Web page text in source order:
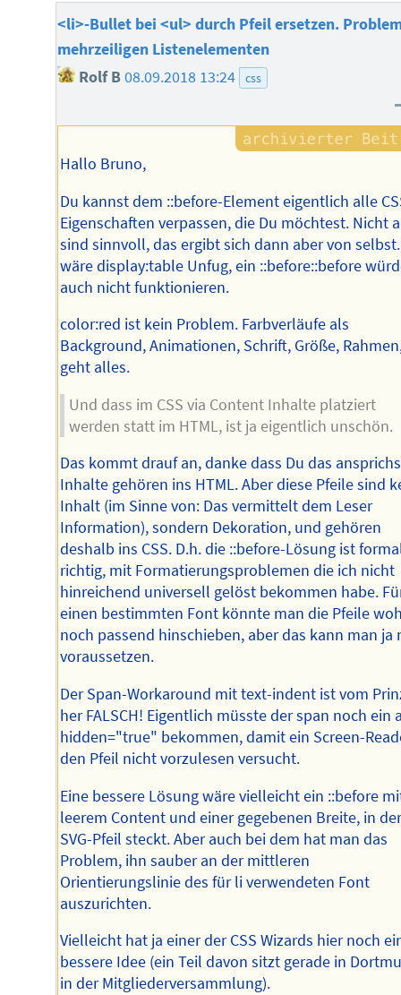
<li>-Bullet bei <ul> durch Pfeil ersetzen.
mehrzeiligen Listenelementen
Rolf B08.09.2018 13:24 css
Hallo Bruno,
Du kannst dem ::before-Element eigentlich alle
Eigenschaften verpassen, die Du möchtest. Nicht
sind sinnvoll, das ergibt sich dann aber von
wäre display:table Unfug, ein ::before::before
auch nicht funktionieren.
color:red ist kein Problem. Farbverläufe als
Background, Animationen, Schrift, Größe,
geht alles.
Und dass im CSS via Content Inhalte platziert
werden statt im HTML, ist ja eigentlich unschön.
Das kommt drauf an, danke dass Du das
Inhalte gehören ins HTML. Aber diese Pfeile sind
Inhalt (im Sinne von: Das vermittelt dem Leser
Information), sondern Dekoration, und gehören
deshalb ins CSS. D.h. die ::before-Lösung ist
richtig, mit Formatierungsproblemen die ich nicht
hinreichend universell gelöst bekommen habe.
einen bestimmten Font könnte man die Pfeile
noch passend hinschieben, aber das kann man ja
voraussetzen.
Der Span-Workaround mit text-indent ist vom
her FALSCH! Eigentlich müsste der span noch ein
hidden="true" bekommen, damit ein Screen-
den Pfeil nicht vorzulesen versucht.
Eine bessere Lösung wäre vielleicht ein ::before
leerem Content und einer gegebenen Breite, in
SVG-Pfeil steckt. Aber auch bei dem hat man das
Problem, ihn sauber an der mittleren
Orientierungslinie des für li verwendeten Font
auszurichten.
Vielleicht hat ja einer der CSS Wizards hier noch
bessere Idee (ein Teil davon sitzt gerade in
in der Mitgliederversammlung).